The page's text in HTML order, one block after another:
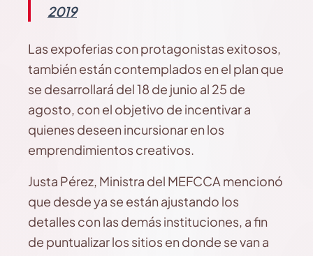
2019
Las expoferias con protagonistas exitosos,
también están contemplados en el plan que
se desarrollará del 18 de junio al 25 de
agosto, con el objetivo de incentivar a
quienes deseen incursionar en los
emprendimientos creativos.
Justa Pérez, Ministra del MEFCCA mencionó
que desde ya se están ajustando los
detalles con las demás instituciones, a fin
de puntualizar los sitios en donde se van a